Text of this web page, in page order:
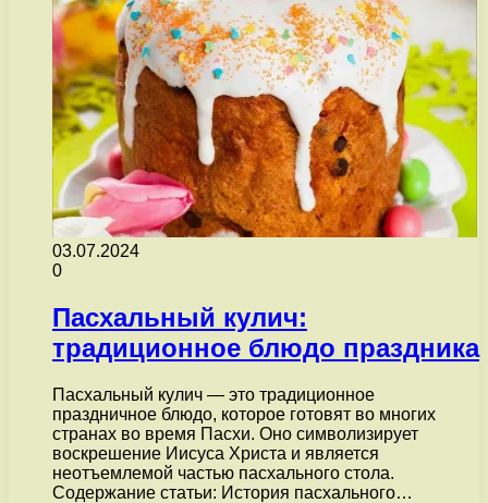
03.07.2024
0
Пасхальный кулич:
традиционное блюдо праздника
Пасхальный кулич — это традиционное
праздничное блюдо, которое готовят во многих
странах во время Пасхи. Оно символизирует
воскрешение Иисуса Христа и является
неотъемлемой частью пасхального стола.
Содержание статьи: История пасхального…